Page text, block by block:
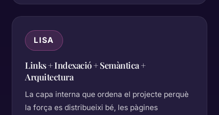
LISA
Links + Indexació + Semàntica +
Arquitectura
La capa interna que ordena el projecte perquè
la força es distribueixi bé, les pàgines